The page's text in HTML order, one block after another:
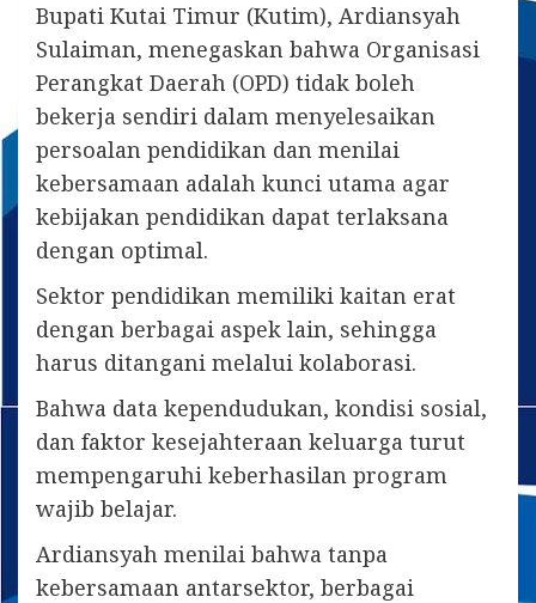
Bupati Kutai Timur (Kutim), Ardiansyah
Sulaiman, menegaskan bahwa Organisasi
Perangkat Daerah (OPD) tidak boleh
bekerja sendiri dalam menyelesaikan
persoalan pendidikan dan menilai
kebersamaan adalah kunci utama agar
kebijakan pendidikan dapat terlaksana
dengan optimal.
Sektor pendidikan memiliki kaitan erat
dengan berbagai aspek lain, sehingga
harus ditangani melalui kolaborasi.
Bahwa data kependudukan, kondisi sosial,
dan faktor kesejahteraan keluarga turut
mempengaruhi keberhasilan program
wajib belajar.
Ardiansyah menilai bahwa tanpa
kebersamaan antarsektor, berbagai